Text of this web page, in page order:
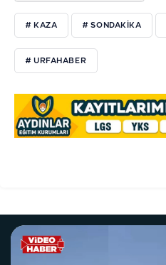
# KAZA # SONDAKİKA
# URFAHABER